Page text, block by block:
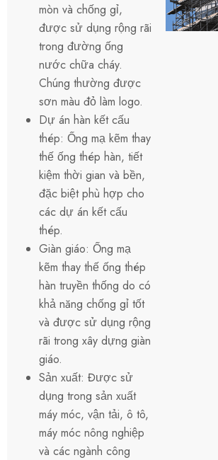
mòn và chống gỉ,
được sử dụng rộng rãi
trong đường ống
nước chữa cháy.
Chúng thường được
sơn màu đỏ làm logo.
Dự án hàn kết cấu
thép: Ống mạ kẽm thay
thế ống thép hàn, tiết
kiệm thời gian và bền,
đặc biệt phù hợp cho
các dự án kết cấu
thép.
Giàn giáo: Ống mạ
kẽm thay thế ống thép
hàn truyền thống do có
khả năng chống gỉ tốt
và được sử dụng rộng
rãi trong xây dựng giàn
giáo.
Sản xuất: Được sử
dụng trong sản xuất
máy móc, vận tải, ô tô,
máy móc nông nghiệp
và các ngành công